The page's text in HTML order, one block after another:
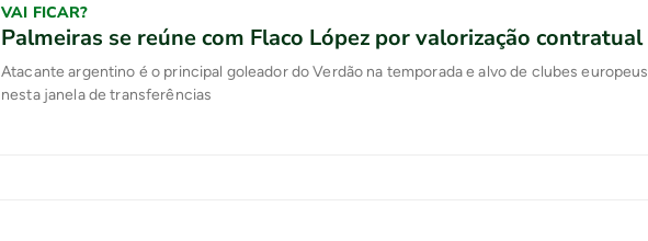
VAI FICAR?
Palmeiras se reúne com Flaco López por valorização contratual
Atacante argentino é o principal goleador do Verdão na temporada e alvo de clubes europeus
nesta janela de transferências